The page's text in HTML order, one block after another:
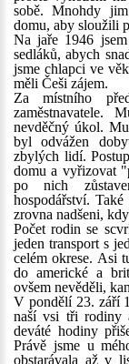
sobě. Mnohdy
domu, aby sloužili
Na jaře 1946
sedláků, abych
jsme chlapci ve
měli Češi zájem.
Za místního
zaměstnavatele.
nevděčný úkol.
byl odvážen
zbylých lidí.
domu a vyřizovat
po nich
hospodářství.
zrovna nadšeni,
Počet rodin se
jeden transport s
celém okrese. Asi
do americké a
ovšem nevěděli,
V pondělí 23. září
naší vsi tři rodiny
deváté hodiny
Právě jsme u
obstarávala až v